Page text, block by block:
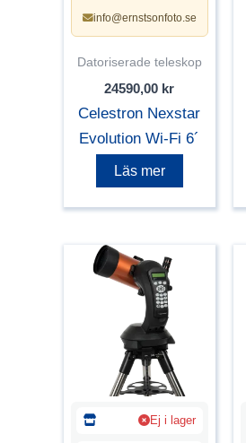
info@ernstsonfoto.se
Datoriserade teleskop
24590,00 kr
Celestron Nexstar
Evolution Wi-Fi 6´
Läs mer
Ej i lager